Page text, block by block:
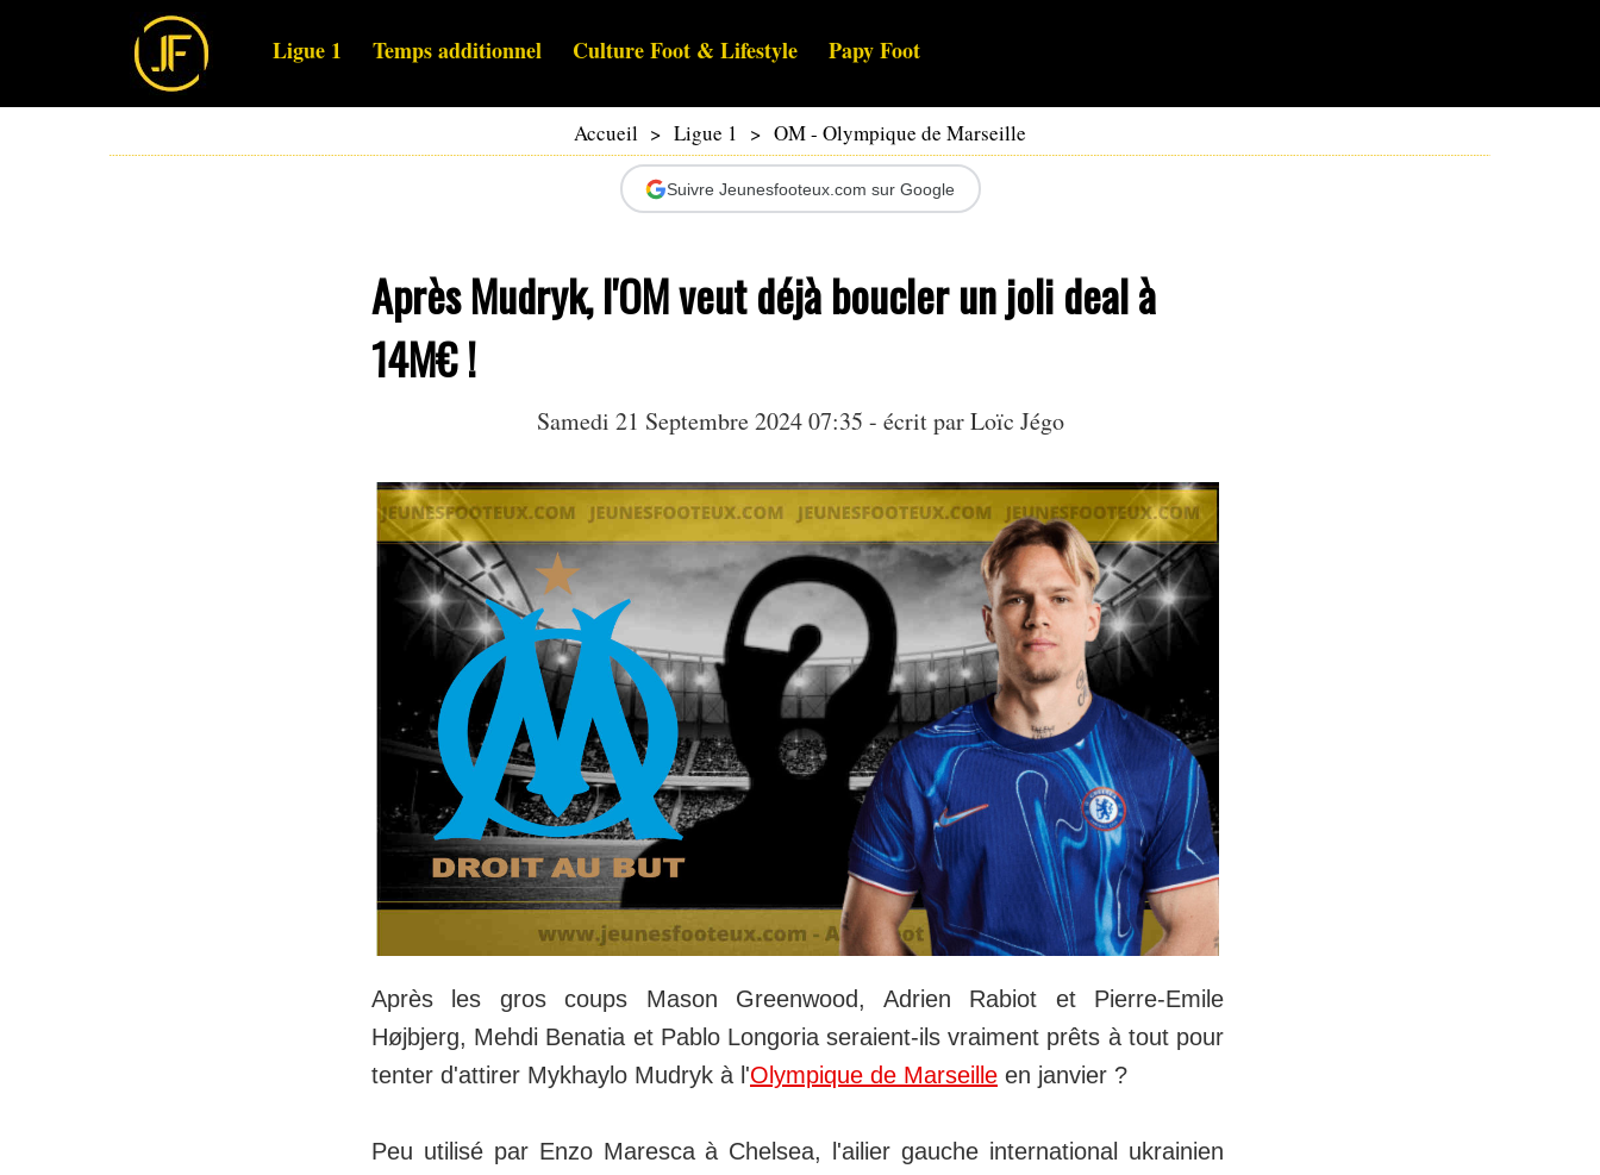
Ligue 1 Temps additionnel Culture Foot & Lifestyle Papy Foot
Accueil > Ligue 1 > OM - Olympique de Marseille
Suivre Jeunesfooteux.com sur Google
Après Mudryk, l'OM veut déjà boucler un joli deal à
14M€ !
Samedi 21 Septembre 2024 07:35 - écrit parLoïc Jégo
Après les gros coups Mason Greenwood, Adrien Rabiot et Pierre-Emile
Højbjerg, Mehdi Benatia et Pablo Longoria seraient-ils vraiment prêts à tout pour
tenter d'attirer Mykhaylo Mudryk à l'Olympique de Marseille en janvier ?
Peu utilisé par Enzo Maresca à Chelsea, l'ailier gauche international ukrainien